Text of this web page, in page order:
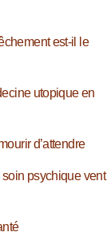
est-il le
utopique en
d’attendre
psychique vent